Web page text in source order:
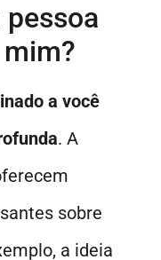
pessoa
a você
. A
sobre
a ideia